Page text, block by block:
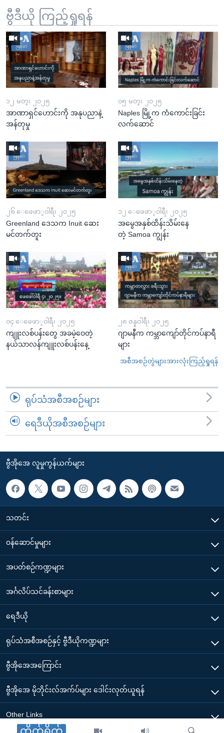
တိုက်ရိုက်
ဗွီဒီယို ကြည့်ရှုရန်
၁၂ မတ္၊ ၂၀၂၅
အာဏာရှင်ဟောင်းကို အနုပညာနဲ့
အန်တုမှု
၀၅ မတ္၊ ၂၀၂၅
Naples မြို့က ကံကောင်းခြင်း
လက်ဆောင်
၂၆ ေဖေဖာ္၀ါရီ၊ ၂၀၂၅
Greenland ဒေသက Inuit ဆေး
မင်တက်တူး
၁၂ ေဖေဖာ္၀ါရီ၊ ၂၀၂၅
အမွေအနှစ်ထိန်းသိမ်းနေ
တဲ့ Samoa ကျွန်း
၀၄ ေဖေဖာ္၀ါရီ၊ ၂၀၂၅
ကျူးလစ်ပန်းတွေ အခမဲ့ဝေတဲ့
နယ်သာလန်ကျူးလစ်ပန်းနေ့
၂၈ ဇန္နဝါရီ၊ ၂၀၂၅
ဂျာမနီက ကမ္ဘာကျော်တိုင်ကပ်နာရီ
များ
အစီအစဉ်တွဲများအားလုံးကြည့်ရှုရန်
ရုပ်သံအစီအစဉ်များ
ရေဒီယိုအစီအစဉ်များ
ဗွီအိုအေ လူမှုကွန်ယက်များ
သတင်း
၀န်ဆောင်မှုများ
အပတ်စဉ်ကဏ္ဍများ
အင်္ဂလိပ်သင်ခန်းစာများ
ရေဒီယို
ရုပ်သံအစီအစဉ်နှင့် ဗွီဒီယိုကဏ္ဍများ
ဗွီအိုအေအကြောင်း
ဗွီအိုအေ မိုဘိုင်းလ်အက်ပ်များ ဒေါင်းလုတ်ယူရန်
Other Links